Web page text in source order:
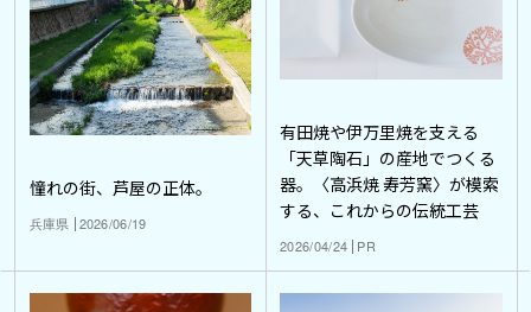
憧れの街、芦屋の正体。
兵庫県 2026/06/19
有田焼や伊万里焼を支える
「天草陶石」の産地でつくる
器。〈高浜焼 寿芳窯〉が模索
する、これからの伝統工芸
2026/04/24 PR